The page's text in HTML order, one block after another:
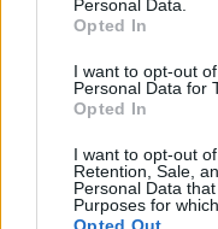
Personal Data.
Opted In
I want to opt-out
Personal Data for
Opted In
I want to opt-out
Retention, Sale,
Personal Data
Purposes for
Opted Out
Via Confalonieri, 5
Castronno